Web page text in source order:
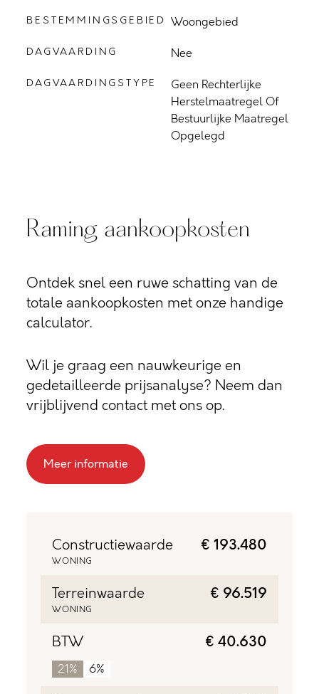
BESTEMMINGSGEBIED Woongebied
DAGVAARDING Nee
DAGVAARDINGSTYPE
Geen Rechterlijke
Herstelmaatregel Of
Bestuurlijke Maatregel
Opgelegd
Raming aankoopkosten
Ontdek snel een ruwe schatting van de
totale aankoopkosten met onze handige
calculator.
Wil je graag een nauwkeurige en
gedetailleerde prijsanalyse? Neem dan
vrijblijvend contact met ons op.
Meer informatie
Constructiewaarde
WONING
€ 193.480
Terreinwaarde
WONING
€ 96.519
BTW
21% 6%
€ 40.630